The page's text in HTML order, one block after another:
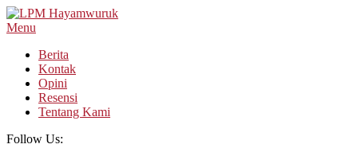
Skip
To
Menu
Berita
Kontak
Opini
Resensi
Tentang Kami
Follow Us: